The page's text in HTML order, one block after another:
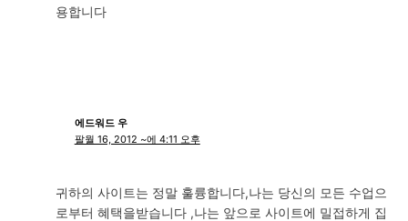
용합니다
에드워드 우
팔월 16, 2012 ~에 4:11 오후
귀하의 사이트는 정말 훌륭합니다,나는 당신의 모든 수업으
로부터 혜택을받습니다 ,나는 앞으로 사이트에 밀접하게 집